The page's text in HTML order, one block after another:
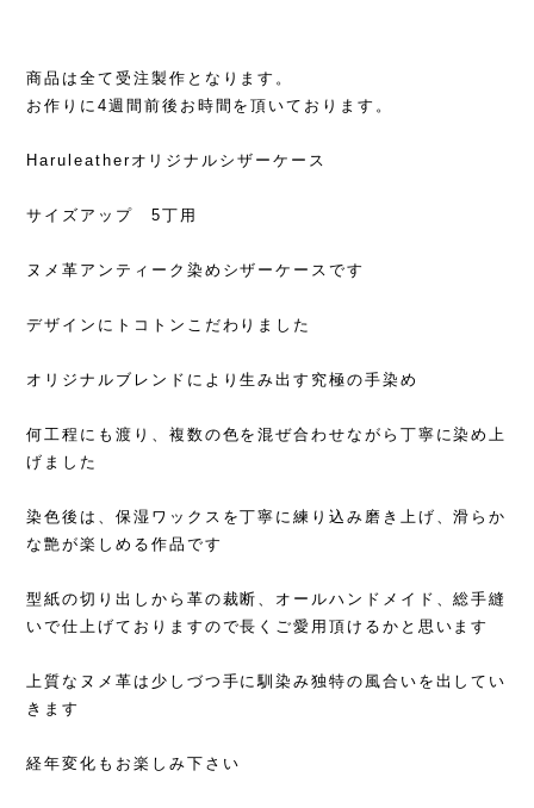
商品は全て受注製作となります。
お作りに4週間前後お時間を頂いております。
Haruleatherオリジナルシザーケース
サイズアップ 5丁用
ヌメ革アンティーク染めシザーケースです
デザインにトコトンこだわりました
オリジナルブレンドにより生み出す究極の手染め
何工程にも渡り、複数の色を混ぜ合わせながら丁寧に染め上
げました
染色後は、保湿ワックスを丁寧に練り込み磨き上げ、滑らか
な艶が楽しめる作品です
型紙の切り出しから革の裁断、オールハンドメイド、総手縫
いで仕上げておりますので長くご愛用頂けるかと思います
上質なヌメ革は少しづつ手に馴染み独特の風合いを出してい
きます
経年変化もお楽しみ下さい